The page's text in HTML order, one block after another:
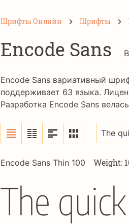
Шрифты Онлайн Шрифты
Encode Sans
Encode Sans вариативный
поддерживает 63 языка.
Разработка Encode Sans велась
Encode Sans Thin 100 Weight:
The